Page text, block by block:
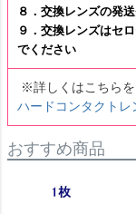
８．交換レンズの発
９．交換レンズはセ
でください
※詳しくはこちら
ハードコンタクトレ
おすすめ商品